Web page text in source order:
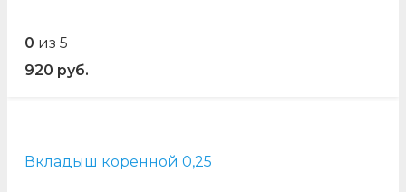
0 из 5
920 руб.
Вкладыш коренной 0,25